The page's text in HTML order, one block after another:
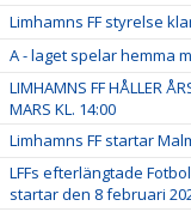
Limhamns FF styrelse
A - laget spelar hemma
LIMHAMNS FF HÅLLER
MARS KL. 14:00
Limhamns FF startar
LFFs efterlängtade
startar den 8 februari